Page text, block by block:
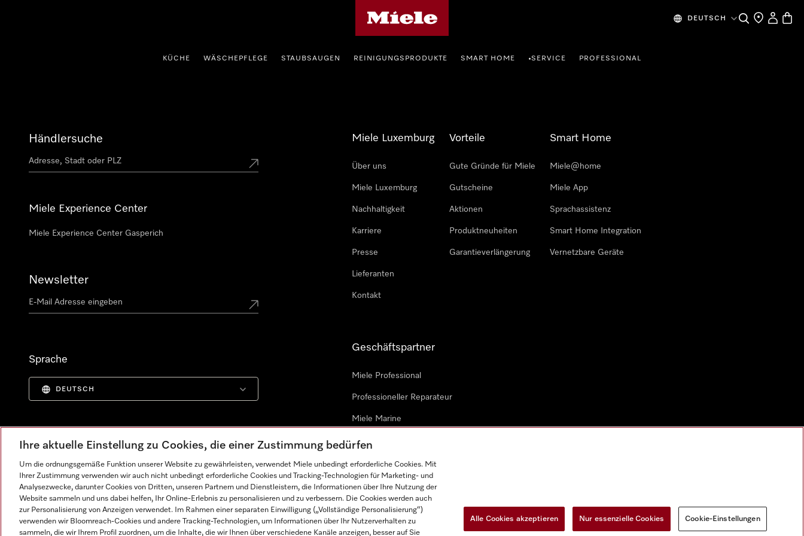
DEUTSCH SucheHändlersuche
KÜCHE WÄSCHEPFLEGE STAUBSAUGEN REINIGUNGSPRODUKTE SMART HOME •SERVICE PROFESSIONAL
Händlersuche
Miele Experience Center
Miele Experience Center Gasperich
Newsletter
Sprache
DEUTSCH
Miele Luxemburg
Über uns
Miele Luxemburg
Nachhaltigkeit
Karriere
Presse
Lieferanten
Kontakt
Vorteile
Gute Gründe für Miele
Gutscheine
Aktionen
Produktneuheiten
Garantieverlängerung
Smart Home
Miele@home
Miele App
Sprachassistenz
Smart Home Integration
Vernetzbare Geräte
Geschäftspartner
Miele Professional
Professioneller Reparateur
Miele Marine
Architekten & Bauträger
Impressum AGB Datenschutz Nutzungsbedingungen Barrièrefreiheetserklärung Gesetzen über digitale Dienste Widerrufsformular Cookie-Einstellungen
Ihre aktuelle Einstellung zu Cookies, die einer Zustimmung bedürfen
Um die ordnungsgemäße Funktion unserer Website zu gewährleisten, verwendet Miele unbedingt erforderliche Cookies. Mit
Ihrer Zustimmung verwenden wir auch nicht unbedingt erforderliche Cookies und Tracking-Technologien für Marketing- und
Analysezwecke, darunter Cookies von Dritten, unseren Partnern und Dienstleistern, die Informationen über Ihre Nutzung der
Website sammeln und uns dabei helfen, Ihr Online-Erlebnis zu personalisieren und zu verbessern. Die Cookies werden auch
zur Personalisierung von Anzeigen verwendet. Im Rahmen einer separaten Einwilligung („Vollständige Personalisierung“)
verwenden wir Bloomreach-Cookies und andere Tracking-Technologien, um Informationen über Ihr Nutzerverhalten zu
sammeln, die wir Ihrem Profil zuordnen, um die Inhalte, die wir Ihnen über verschiedene Kanäle anzeigen, besser auf Sie
Alle Cookies akzeptieren Nur essenzielle Cookies Cookie-Einstellungen